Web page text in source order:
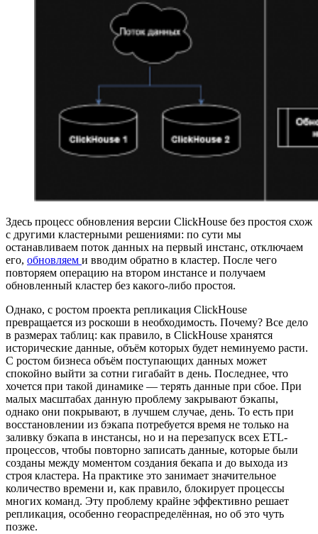
Здесь процесс обновления версии ClickHouse без простоя схож
с другими кластерными решениями: по сути мы
останавливаем поток данных на первый инстанс, отключаем
его, обновляем и вводим обратно в кластер. После чего
повторяем операцию на втором инстансе и получаем
обновленный кластер без какого-либо простоя.
Однако, с ростом проекта репликация ClickHouse
превращается из роскоши в необходимость. Почему? Все дело
в размерах таблиц: как правило, в ClickHouse хранятся
исторические данные, объём которых будет неминуемо расти.
С ростом бизнеса объём поступающих данных может
спокойно выйти за сотни гигабайт в день. Последнее, что
хочется при такой динамике — терять данные при сбое. При
малых масштабах данную проблему закрывают бэкапы,
однако они покрывают, в лучшем случае, день. То есть при
восстановлении из бэкапа потребуется время не только на
заливку бэкапа в инстансы, но и на перезапуск всех ETL-
процессов, чтобы повторно записать данные, которые были
созданы между моментом создания бекапа и до выхода из
строя кластера. На практике это занимает значительное
количество времени и, как правило, блокирует процессы
многих команд. Эту проблему крайне эффективно решает
репликация, особенно геораспределённая, но об это чуть
позже.